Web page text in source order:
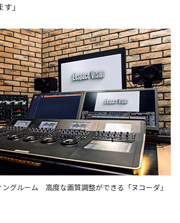
」
ングルーム 高度な画質調整ができる「ヌコーダ」